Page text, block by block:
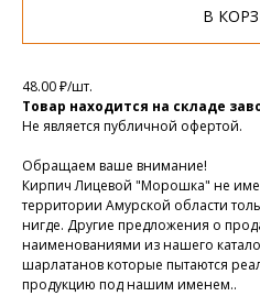
В
48.00 ₽/шт.
Товар находится на складе
Не является публичной офертой.
Обращаем ваше внимание!
Кирпич Лицевой "Морошка" не
территории Амурской области
нигде. Другие предложения о
наименованиями из нашего
шарлатанов которые пытаются
продукцию под нашим именем..